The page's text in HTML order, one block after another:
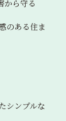
ら守る
のある住ま
シンプルな